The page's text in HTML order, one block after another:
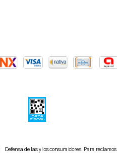
Defensa de las y los consumidores. Para reclamos